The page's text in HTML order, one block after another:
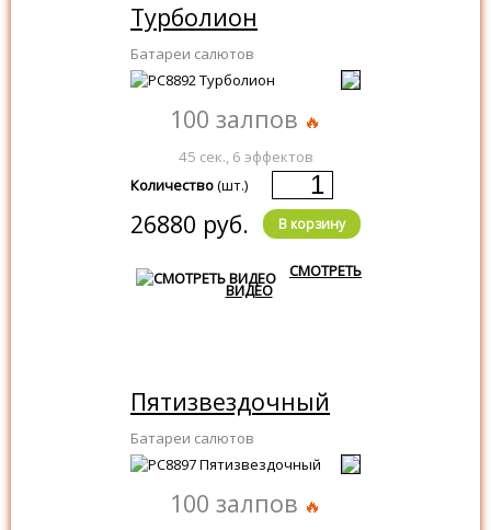
Турболион
Батареи салютов
100 залпов
45 сек., 6 эффектов
Количество(шт.)
26880 руб. В корзину
СМОТРЕТЬ
ВИДЕО
Пятизвездочный
Батареи салютов
100 залпов